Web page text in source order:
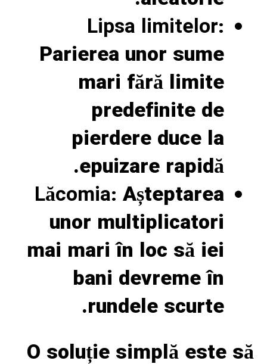
Lipsa limitelor:
Parierea unor sume
mari fără limite
predefinite de
pierdere duce la
epuizare rapidă.
Lăcomia: Așteptarea
unor multiplicatori
mai mari în loc să iei
bani devreme în
rundele scurte.
O soluție simplă este să